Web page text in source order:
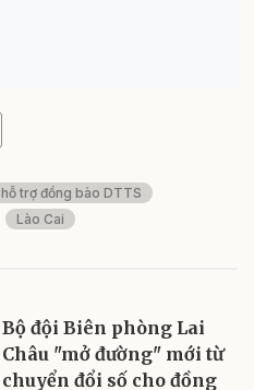
hỗ trợ đồng bào DTTS
Lào Cai
Bộ đội Biên phòng Lai
Châu "mở đường" mới từ
chuyển đổi số cho đồng